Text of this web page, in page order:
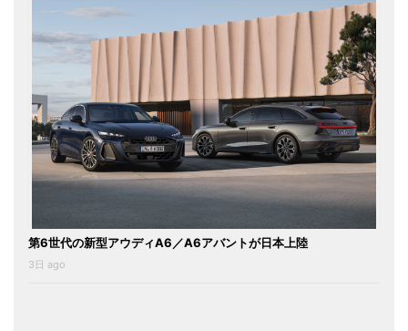
第6世代の新型アウディA6／A6アバントが日本上陸
3日 ago